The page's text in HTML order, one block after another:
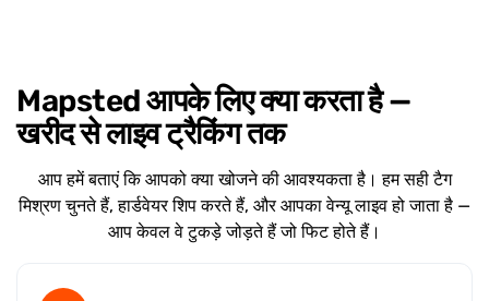
Mapsted आपके लिए क्या करता है —
खरीद से लाइव ट्रैकिंग तक
आप हमें बताएं कि आपको क्या खोजने की आवश्यकता है। हम सही टैग
मिश्रण चुनते हैं, हार्डवेयर शिप करते हैं, और आपका वेन्यू लाइव हो जाता है —
आप केवल वे टुकड़े जोड़ते हैं जो फिट होते हैं।